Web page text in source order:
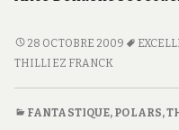
FRACTURES
28 OCTOBRE 2009
THILLIEZ FRANCK
FANTASTIQUE, POLARS,